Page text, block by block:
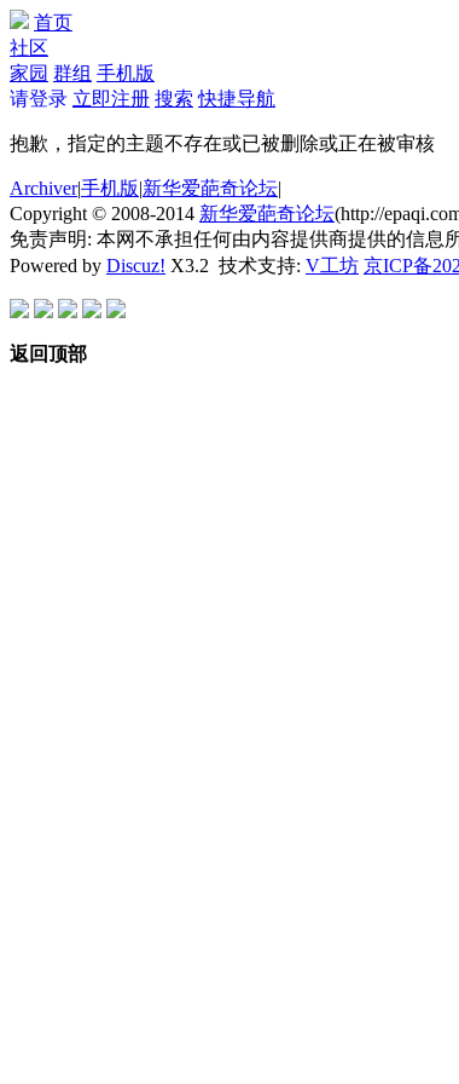
首页
社区
家园 群组 手机版
请登录 立即注册 搜索 快捷导航
抱歉，指定的主题不存在或已被删除或正在被审核
Archiver|手机版|新华爱葩奇论坛|
Copyright © 2008-2014 新华爱葩奇论坛(http://
免责声明: 本网不承担任何由内容提供商提供的信息
Powered by Discuz! X3.2 技术支持: V工坊 京ICP备
返回顶部